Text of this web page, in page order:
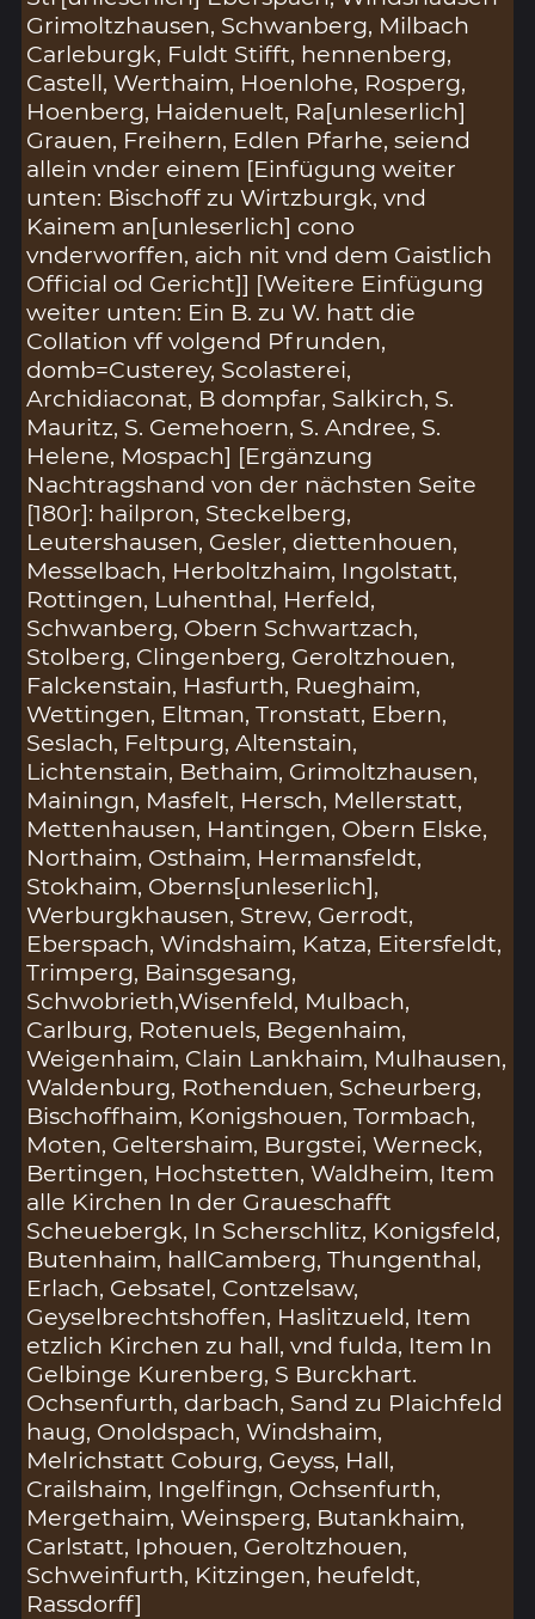
Grimoltzhausen, Schwanberg, Milbach
Carleburgk, Fuldt Stifft, hennenberg,
Castell, Werthaim, Hoenlohe, Rosperg,
Hoenberg, Haidenuelt, Ra[unleserlich]
Grauen, Freihern, Edlen Pfarhe, seiend
allein vnder einem [Einfügung weiter
unten: Bischoff zu Wirtzburgk, vnd
Kainem an[unleserlich] cono
vnderworffen, aich nit vnd dem Gaistlich
Official od Gericht]] [Weitere Einfügung
weiter unten: Ein B. zu W. hatt die
Collation vff volgend Pfrunden,
domb=Custerey, Scolasterei,
Archidiaconat, B dompfar, Salkirch, S.
Mauritz, S. Gemehoern, S. Andree, S.
Helene, Mospach] [Ergänzung
Nachtragshand von der nächsten Seite
[180r]: hailpron, Steckelberg,
Leutershausen, Gesler, diettenhouen,
Messelbach, Herboltzhaim, Ingolstatt,
Rottingen, Luhenthal, Herfeld,
Schwanberg, Obern Schwartzach,
Stolberg, Clingenberg, Geroltzhouen,
Falckenstain, Hasfurth, Rueghaim,
Wettingen, Eltman, Tronstatt, Ebern,
Seslach, Feltpurg, Altenstain,
Lichtenstain, Bethaim, Grimoltzhausen,
Mainingn, Masfelt, Hersch, Mellerstatt,
Mettenhausen, Hantingen, Obern Elske,
Northaim, Osthaim, Hermansfeldt,
Stokhaim, Oberns[unleserlich],
Werburgkhausen, Strew, Gerrodt,
Eberspach, Windshaim, Katza, Eitersfeldt,
Trimperg, Bainsgesang,
Schwobrieth,Wisenfeld, Mulbach,
Carlburg, Rotenuels, Begenhaim,
Weigenhaim, Clain Lankhaim, Mulhausen,
Waldenburg, Rothenduen, Scheurberg,
Bischoffhaim, Konigshouen, Tormbach,
Moten, Geltershaim, Burgstei, Werneck,
Bertingen, Hochstetten, Waldheim, Item
alle Kirchen In der Graueschafft
Scheuebergk, In Scherschlitz, Konigsfeld,
Butenhaim, hallCamberg, Thungenthal,
Erlach, Gebsatel, Contzelsaw,
Geyselbrechtshoffen, Haslitzueld, Item
etzlich Kirchen zu hall, vnd fulda, Item In
Gelbinge Kurenberg, S Burckhart.
Ochsenfurth, darbach, Sand zu Plaichfeld
haug, Onoldspach, Windshaim,
Melrichstatt Coburg, Geyss, Hall,
Crailshaim, Ingelfingn, Ochsenfurth,
Mergethaim, Weinsperg, Butankhaim,
Carlstatt, Iphouen, Geroltzhouen,
Schweinfurth, Kitzingen, heufeldt,
Rassdorff]